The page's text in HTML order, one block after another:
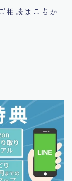
相談はこちか